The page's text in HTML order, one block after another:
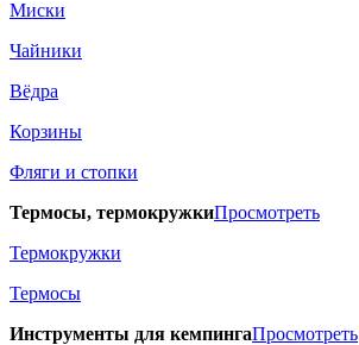
Миски
Чайники
Вёдра
Корзины
Фляги и стопки
Термосы, термокружкиПросмотреть
Термокружки
Термосы
Инструменты для кемпингаПросмотреть